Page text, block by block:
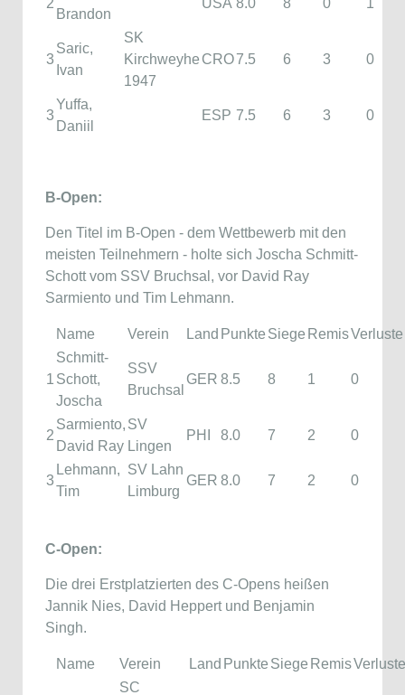
2
Brandon
USA 8.0 8 0 1
3
Saric,
Ivan
SK
Kirchweyhe
1947
CRO7.5 6 3 0
3
Yuffa,
Daniil
ESP 7.5 6 3 0
B-Open:
Den Titel im B-Open - dem Wettbewerb mit den
meisten Teilnehmern - holte sich Joscha Schmitt-
Schott vom SSV Bruchsal, vor David Ray
Sarmiento und Tim Lehmann.
Name Verein Land Punkte Siege RemisVerluste
1
Schmitt-
Schott,
Joscha
SSV
Bruchsal
GER 8.5 8 1 0
2
Sarmiento,
David Ray
SV
Lingen
PHI 8.0 7 2 0
3
Lehmann,
Tim
SV Lahn
Limburg
GER 8.0 7 2 0
C-Open:
Die drei Erstplatzierten des C-Opens heißen
Jannik Nies, David Heppert und Benjamin
Singh.
Name Verein Land Punkte Siege RemisVerluste
SC